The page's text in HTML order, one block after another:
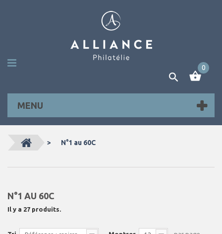
0
MENU
> N°1 au 60C
N°1 AU 60C
Il y a 27 produits.